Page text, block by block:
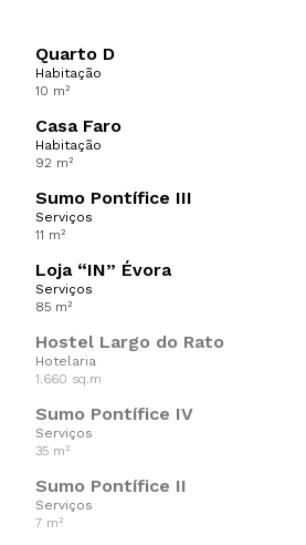
Loja “IN” Évora
Serviços
85 m²
Sumo Pontífice III
Serviços
11 m²
Casa Faro
Habitação
92 m²
Quarto D
Habitação
10 m²
Hostel Largo do Rato
Hotelaria
1.660 sq.m
Sumo Pontífice IV
Serviços
35 m²
Sumo Pontífice II
Serviços
7 m²